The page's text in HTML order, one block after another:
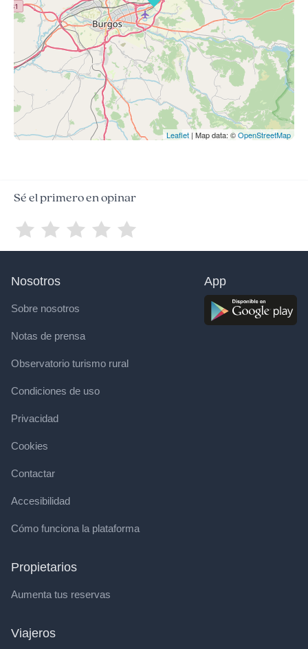
Leaflet | Map data: ©OpenStreetMap
Sé el primero en opinar
Nosotros
Sobre nosotros
Notas de prensa
Observatorio turismo rural
Condiciones de uso
Privacidad
Cookies
Contactar
Accesibilidad
Cómo funciona la plataforma
Propietarios
Aumenta tus reservas
Viajeros
App